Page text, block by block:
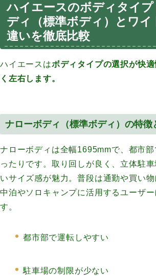
ハイエースのボディタイ
ディ（標準ボディ）とワイ
違いを徹底比較
ハイエースはボディタイプの選択が快
く左右します。
ナローボディ（標準ボディ）の特徴
ナローボディは全幅1695mmで、都市
ったりです。取り回しが良く、立体駐
いサイズ感が魅力。普段は通勤や買い
中泊やソロキャンプに活用するユーザー
す。
都市部で運転しやすい
駐車場の制限が少ない